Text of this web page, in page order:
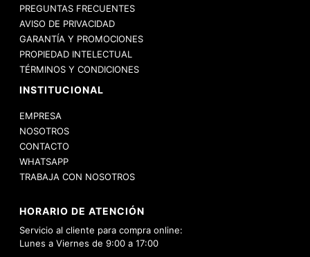
PREGUNTAS FRECUENTES
AVISO DE PRIVACIDAD
GARANTÍA Y PROMOCIONES
PROPIEDAD INTELECTUAL
TÉRMINOS Y CONDICIONES
INSTITUCIONAL
EMPRESA
NOSOTROS
CONTACTO
WHATSAPP
TRABAJA CON NOSOTROS
HORARIO DE ATENCIÓN
Servicio al cliente para compra online:
Lunes a Viernes de 9:00 a 17:00